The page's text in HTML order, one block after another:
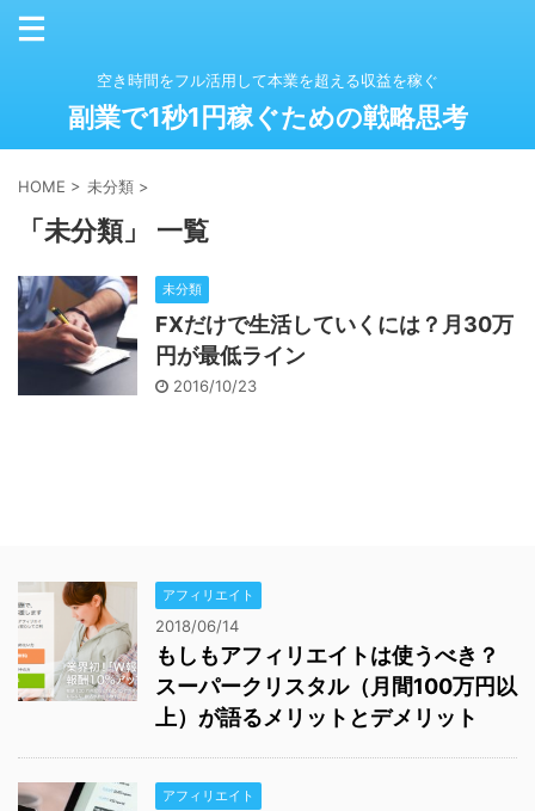
空き時間をフル活用して本業を超える収益を稼ぐ
副業で1秒1円稼ぐための戦略思考
HOME > 未分類 >
「未分類」 一覧
未分類
FXだけで生活していくには？月30万
円が最低ライン
2016/10/23
アフィリエイト
2018/06/14
もしもアフィリエイトは使うべき？
スーパークリスタル（月間100万円以
上）が語るメリットとデメリット
アフィリエイト